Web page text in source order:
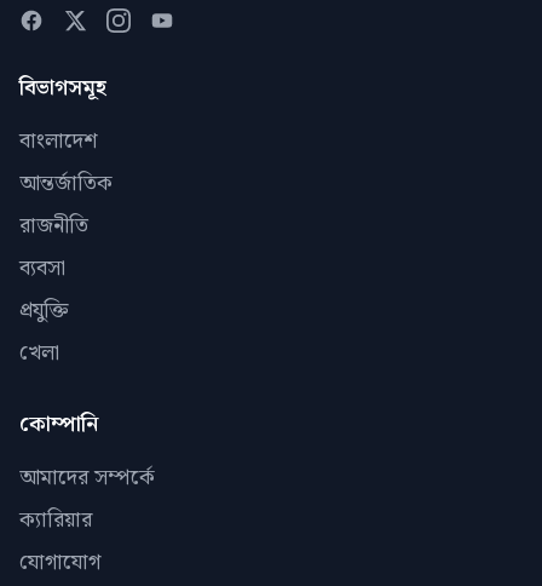
বিভাগসমূহ
বাংলাদেশ
আন্তর্জাতিক
রাজনীতি
ব্যবসা
প্রযুক্তি
খেলা
কোম্পানি
আমাদের সম্পর্কে
ক্যারিয়ার
যোগাযোগ